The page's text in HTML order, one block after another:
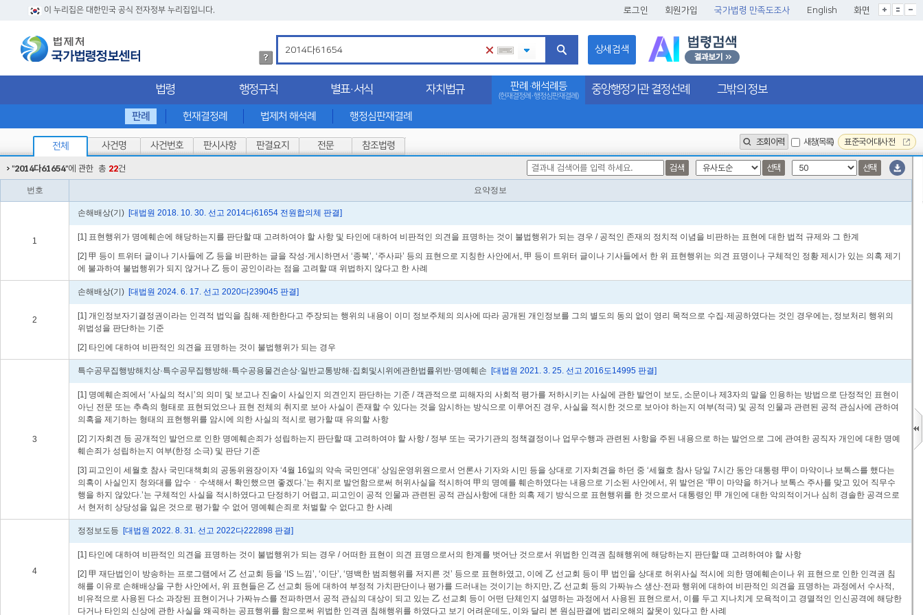
이 누리집은 대한민국 공식 전자정부 누리집입니다. 로그인 회원가입 국가법령 만족도조사 English 화면
글씨크기확대
글씨크기확대초기화
글씨크기축소
법
령
검
색
법
세
내
상세검색
법령 행정규칙 별표·서식 자치법규 판례·해석례등
(헌재결정례·행정심판재결례)
판례 헌재결정례 법제처 해석례 행정심판재결례
중앙행정기관 결정선례 그밖의 정보
전체 사건명 사건번호 판시사항 판결요지 전문 참조법령 조회이력 새창(목록) 표준국어대사전
"2014다61654"에 관한 총 22건 검색 선택 선택
번호 요약정보
1
손해배상(기) [대법원 2018. 10. 30. 선고 2014다61654 전원합의체 판결]
[1] 표현행위가 명예훼손에 해당하는지를 판단할 때 고려하여야 할 사항 및 타인에 대하여 비판적인 의견을 표명하는 것이 불법행위가 되는 경우 / 공적인 존재의 정치적 이념을 비판하는 표현에 대한 법적 규제와 그 한계
[2] 甲 등이 트위터 글이나 기사들에 乙 등을 비판하는 글을 작성·게시하면서 ‘종북’, ‘주사파’ 등의 표현으로 지칭한 사안에서, 甲 등이 트위터 글이나 기사들에서 한 위 표현행위는 의견 표명이나 구체적인 정황 제시가 있는 의혹 제기
에 불과하여 불법행위가 되지 않거나 乙 등이 공인이라는 점을 고려할 때 위법하지 않다고 한 사례
2
손해배상(기) [대법원 2024. 6. 17. 선고 2020다239045 판결]
[1] 개인정보자기결정권이라는 인격적 법익을 침해·제한한다고 주장되는 행위의 내용이 이미 정보주체의 의사에 따라 공개된 개인정보를 그의 별도의 동의 없이 영리 목적으로 수집·제공하였다는 것인 경우에는, 정보처리 행위의
위법성을 판단하는 기준
[2] 타인에 대하여 비판적인 의견을 표명하는 것이 불법행위가 되는 경우
3
특수공무집행방해치상·특수공무집행방해·특수공용물건손상·일반교통방해·집회및시위에관한법률위반·명예훼손 [대법원 2021. 3. 25. 선고 2016도14995 판결]
[1] 명예훼손죄에서 ‘사실의 적시’의 의미 및 보고나 진술이 사실인지 의견인지 판단하는 기준 / 객관적으로 피해자의 사회적 평가를 저하시키는 사실에 관한 발언이 보도, 소문이나 제3자의 말을 인용하는 방법으로 단정적인 표현이
아닌 전문 또는 추측의 형태로 표현되었으나 표현 전체의 취지로 보아 사실이 존재할 수 있다는 것을 암시하는 방식으로 이루어진 경우, 사실을 적시한 것으로 보아야 하는지 여부(적극) 및 공적 인물과 관련된 공적 관심사에 관하여
의혹을 제기하는 형태의 표현행위를 암시에 의한 사실의 적시로 평가할 때 유의할 사항
[2] 기자회견 등 공개적인 발언으로 인한 명예훼손죄가 성립하는지 판단할 때 고려하여야 할 사항 / 정부 또는 국가기관의 정책결정이나 업무수행과 관련된 사항을 주된 내용으로 하는 발언으로 그에 관여한 공직자 개인에 대한 명예
훼손죄가 성립하는지 여부(한정 소극) 및 판단 기준
[3] 피고인이 세월호 참사 국민대책회의 공동위원장이자 ‘4월 16일의 약속 국민연대’ 상임운영위원으로서 언론사 기자와 시민 등을 상대로 기자회견을 하던 중 ‘세월호 참사 당일 7시간 동안 대통령 甲이 마약이나 보톡스를 했다는
의혹이 사실인지 청와대를 압수ㆍ수색해서 확인했으면 좋겠다.’는 취지로 발언함으로써 허위사실을 적시하여 甲의 명예를 훼손하였다는 내용으로 기소된 사안에서, 위 발언은 ‘甲이 마약을 하거나 보톡스 주사를 맞고 있어 직무수
행을 하지 않았다.’는 구체적인 사실을 적시하였다고 단정하기 어렵고, 피고인이 공적 인물과 관련된 공적 관심사항에 대한 의혹 제기 방식으로 표현행위를 한 것으로서 대통령인 甲 개인에 대한 악의적이거나 심히 경솔한 공격으로
서 현저히 상당성을 잃은 것으로 평가할 수 없어 명예훼손죄로 처벌할 수 없다고 한 사례
4
정정보도등 [대법원 2022. 8. 31. 선고 2022다222898 판결]
[1] 타인에 대하여 비판적인 의견을 표명하는 것이 불법행위가 되는 경우 / 어떠한 표현이 의견 표명으로서의 한계를 벗어난 것으로서 위법한 인격권 침해행위에 해당하는지 판단할 때 고려하여야 할 사항
[2] 甲 재단법인이 방송하는 프로그램에서 乙 선교회 등을 ‘IS 느낌’, ‘이단’, ‘명백한 범죄행위를 저지른 것’ 등으로 표현하였고, 이에 乙 선교회 등이 甲 법인을 상대로 허위사실 적시에 의한 명예훼손이나 위 표현으로 인한 인격권 침
해를 이유로 손해배상을 구한 사안에서, 위 표현들은 乙 선교회 등에 대하여 부정적 가치판단이나 평가를 드러내는 것이기는 하지만, 乙 선교회 등의 가짜뉴스 생산·전파 행위에 대하여 비판적인 의견을 표명하는 과정에서 수사적,
비유적으로 사용된 다소 과장된 표현이거나 가짜뉴스를 전파하면서 공적 관심의 대상이 되고 있는 乙 선교회 등이 어떤 단체인지 설명하는 과정에서 사용된 표현으로서, 이를 두고 지나치게 모욕적이고 경멸적인 인신공격에 해당한
다거나 타인의 신상에 관한 사실을 왜곡하는 공표행위를 함으로써 위법한 인격권 침해행위를 하였다고 보기 어려운데도, 이와 달리 본 원심판결에 법리오해의 잘못이 있다고 한 사례